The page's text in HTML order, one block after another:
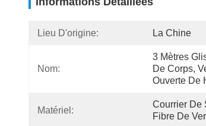
Lieu D'origine: La Chine
Nom:
3 Mètres
De Corps,
Ouverte De
Matériel:
Courrier De
Fibre De